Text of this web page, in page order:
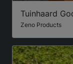
Tuinhaard
Zeno Products